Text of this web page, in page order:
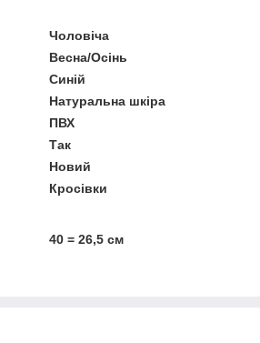
Чоловіча
Весна/Осінь
Синій
Натуральна шкіра
ПВХ
Так
Новий
Кросівки
40 = 26,5 см